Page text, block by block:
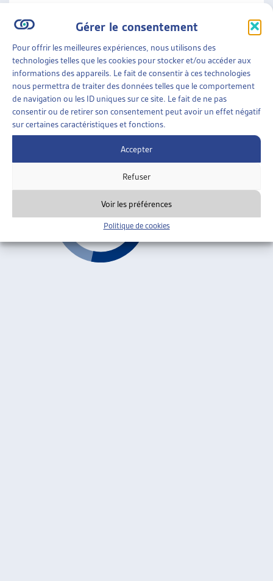
Gérer le consentement
Pour offrir les meilleures expériences, nous utilisons des
technologies telles que les cookies pour stocker et/ou accéder aux
informations des appareils. Le fait de consentir à ces technologies
nous permettra de traiter des données telles que le comportement
de navigation ou les ID uniques sur ce site. Le fait de ne pas
consentir ou de retirer son consentement peut avoir un effet négatif
sur certaines caractéristiques et fonctions.
Accepter
Refuser
Voir les préférences
Politique de cookies
Droits de l'enfant
FAMILLES»ENFANCE»DROITS DE L’ENFANT
LE PROFESSIONNEL, LES PARENTS ET L’ENFANT,
FACE AU REMUE-MÉNAGE DE LA SÉPARATION
CONJUGALE
Genviève Monnoye, sept. 2005